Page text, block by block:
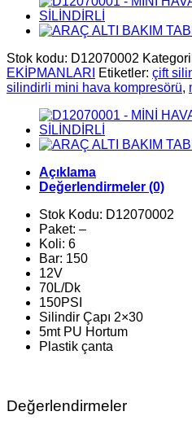
Stok kodu: D12070002
EKİPMANLARI
Etiketler: çift
silindirli mini hava kompresörü,
Açıklama
Değerlendirmeler (0)
Stok Kodu: D12070002
Paket: –
Koli: 6
Bar: 150
12V
70L/Dk
150PSI
Silindir Çapı 2×30
5mt PU Hortum
Plastik çanta
Değerlendirmeler